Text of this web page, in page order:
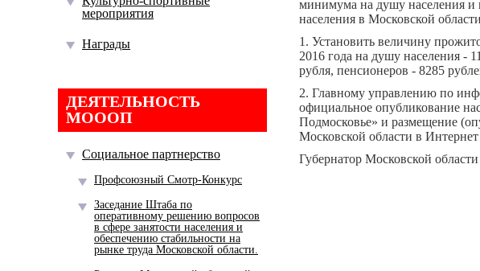
мероприятия
Награды
ДЕЯТЕЛЬНОСТЬ
МОООП
Социальное партнерство
Профсоюзный Смотр-Конкурс
Заседание Штаба по
оперативному решению вопросов
в сфере занятости населения и
обеспечению стабильности на
рынке труда Московской области.
минимума на душу населения и
населения в Московской
1. Установить величину
2016 года на душу населения -
рубля, пенсионеров - 8285
2. Главному управлению по
официальное опубликование
Подмосковье» и размещение
Московской области в
Губернатор